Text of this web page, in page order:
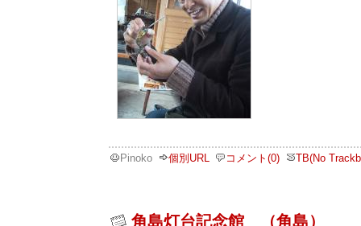
Pinoko 個別URL コメント(0) TB(No
角島灯台記念館 （角島）